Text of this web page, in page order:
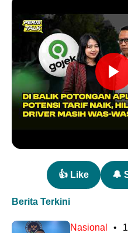
👍 Like 🔔
Berita Terkini
Nasional •